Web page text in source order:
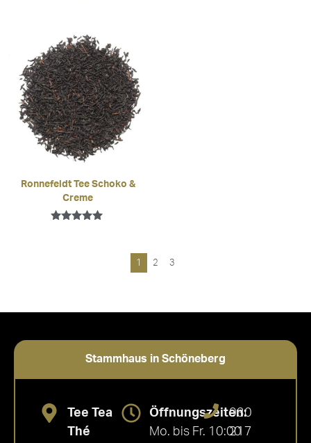
Ronnefeldt Tee Schoko &
Creme
1 2 3
Stammhaus in Schöneberg
Tee Tea
Thé
Öffnungszeiten:
Mo. bis Fr. 10:00
030
217